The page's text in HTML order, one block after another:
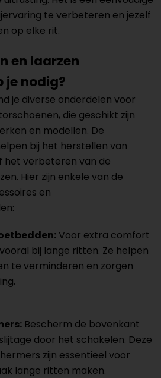
te verbeteren en jezelf
op elke rit.
en laarzen
je nodig?
je diverse onderdelen voor
die geschikt zijn
en modellen. De
bij het herstellen van
het verbeteren van de
Hier zijn enkele van de
en
Voor extra comfort
bij lange ritten. Ze helpen
te verminderen en zorgen
Bescherm de bovenkant
door het schakelen. Deze
zijn essentieel voor
lange ritten maken.